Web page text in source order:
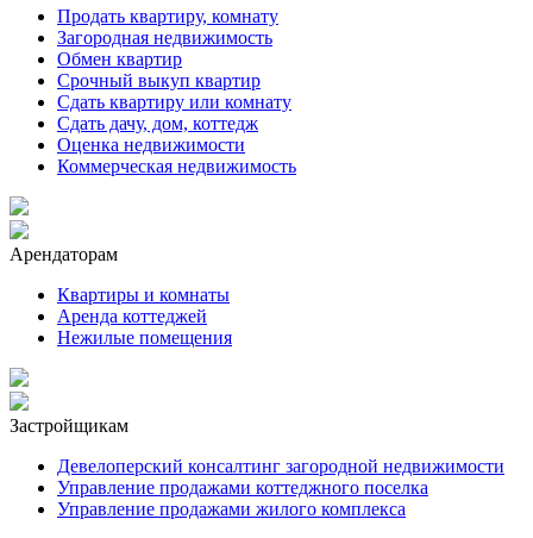
Продать квартиру, комнату
Загородная недвижимость
Обмен квартир
Срочный выкуп квартир
Сдать квартиру или комнату
Сдать дачу, дом, коттедж
Оценка недвижимости
Коммерческая недвижимость
Арендаторам
Квартиры и комнаты
Аренда коттеджей
Нежилые помещения
Застройщикам
Девелоперский консалтинг загородной недвижимости
Управление продажами коттеджного поселка
Управление продажами жилого комплекса